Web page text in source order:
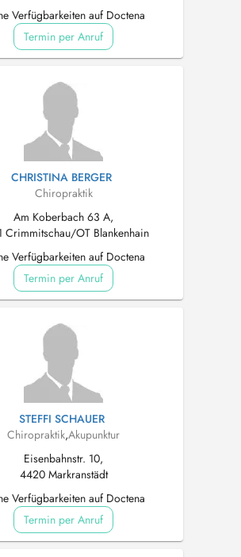
Verfügbarkeiten auf Doctena
Termin per Anruf
CHRISTINA BERGER
Chiropraktik
Am Koberbach 63 A,
Crimmitschau/OT Blankenhain
Verfügbarkeiten auf Doctena
Termin per Anruf
STEFFI SCHAUER
Chiropraktik,Akupunktur
Eisenbahnstr. 10,
4420 Markranstädt
Verfügbarkeiten auf Doctena
Termin per Anruf